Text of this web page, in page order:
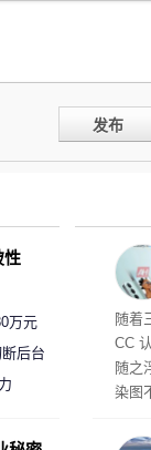
发布
随着
CC
随之
染图
息
性
万元
后台